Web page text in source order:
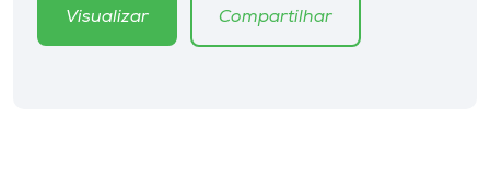
Visualizar Compartilhar